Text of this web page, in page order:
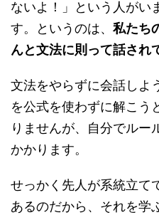
ないよ！」という人がい
す。というのは、 私たち
んと文法に則って話され
文法をやらずに会話しよ
を公式を使わずに解こう
りませんが、自分でルー
かかります。
せっかく先人が系統立て
あるのだから、それを学